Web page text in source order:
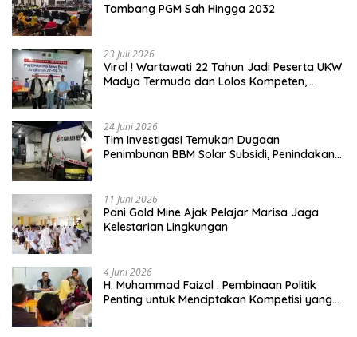
Tambang PGM Sah Hingga 2032
23 Juli 2026
Viral ! Wartawati 22 Tahun Jadi Peserta UKW
Madya Termuda dan Lolos Kompeten,
24 Juni 2026
Tim Investigasi Temukan Dugaan
Penimbunan BBM Solar Subsidi, Penindakan
11 Juni 2026
Pani Gold Mine Ajak Pelajar Marisa Jaga
Kelestarian Lingkungan
4 Juni 2026
H. Muhammad Faizal : Pembinaan Politik
Penting untuk Menciptakan Kompetisi yang